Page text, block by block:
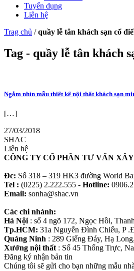
Tuyển dụng
Liên hệ
Trag chủ /quầy lễ tân khách sạn cổ
Tag - quầy lễ tân khách
Ngắm nhìn mẫu thiết kế nội thất khách sạn
[…]
27/03/2018
SHAC
Liên hệ
CÔNG TY CỔ PHẦN TƯ VẤN
Đc: Số 318 – 319 HK3 đường World
Tel : (0225) 2.222.555 - Hotline:
Email: sonha@shac.vn
Các chi nhánh:
Hà Nội : số 4 ngõ 172, Ngọc Hồi,
Tp.HCM: 31a Nguyễn Đình Chiểu, P
Quảng Ninh : 289 Giếng Đáy, Hạ
Xưởng nội thất : Số 45 Thống Trực,
Đăng ký nhận bản tin
Chúng tôi sẽ gửi cho bạn những mẫu